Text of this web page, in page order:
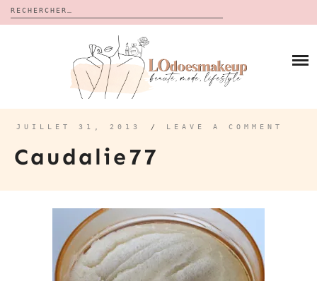
Rechercher :
CALENDRIERS DE L’AVENT
BON PLAN
À PROPOS
CONTACT
JUILLET 31, 2013 / LEAVE A COMMENT
Caudalie77